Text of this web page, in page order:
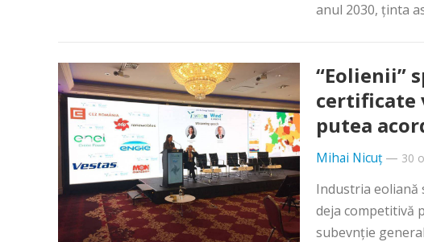
anul 2030, ţinta
“Eolienii”
certificate
putea
Mihai Nicuț— 30
Industria eoliană
deja competitivă
subevnţie